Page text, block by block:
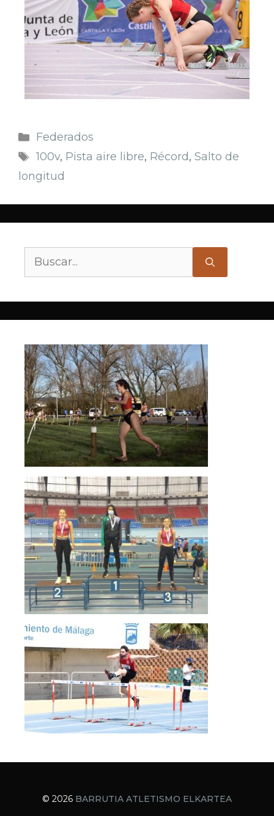
Federados
100v, Pista aire libre, Récord, Salto de
longitud
© 2026 BARRUTIA ATLETISMO ELKARTEA